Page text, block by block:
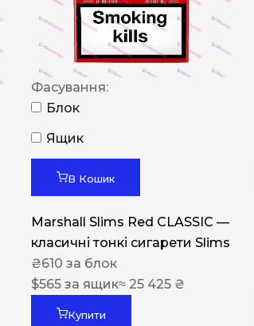
Italian Blend 821
OSCAR
Сигарети LD
Фасування:
Блок
Ящик
В Кошик
Marshall Slims Red CLASSIC —
класичні тонкі сигарети Slims
₴610 за блок
$565 за ящик≈ 25 425 ₴
Купити